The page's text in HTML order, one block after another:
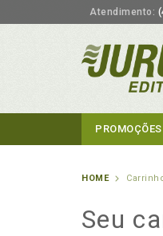
Atendimento:
PROMOÇÕES
HOME
Seu